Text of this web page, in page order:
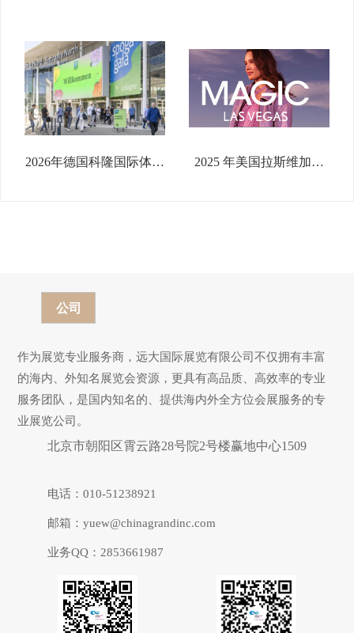
2026年德国科隆国际体育
2025 年美国拉斯维加斯
公司
作为展览专业服务商，远大国际展览有限公司不仅拥有丰富
的海内、外知名展览会资源，更具有高品质、高效率的专业
服务团队，是国内知名的、提供海内外全方位会展服务的专
业展览公司。
北京市朝阳区霄云路28号院2号楼赢地中心1509
电话：010-51238921
邮箱：yuew@chinagrandinc.com
业务QQ：2853661987